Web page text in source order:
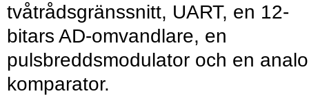
tvåtrådsgränssnitt, UART, en 12-
bitars AD-omvandlare, en
pulsbreddsmodulator och en
komparator.